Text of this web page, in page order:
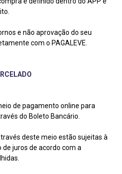
e não aprovação do seu
com o PAGALEVE.
de pagamento online para
do Boleto Bancário.
deste meio estão sujeitas à
de juros de acordo com a